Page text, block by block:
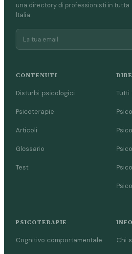
una directory di professionisti in tutta
Italia.
CONTENUTI
Disturbi psicologici
Psicoterapie
Articoli
Glossario
Test
Tutti
PSICOTERAPIE
Cognitivo comportamentale
INFO
Chi